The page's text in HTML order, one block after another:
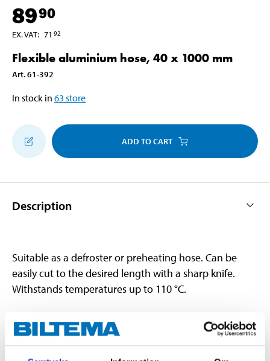
8990
EX. VAT: 71 92
Flexible aluminium hose, 40 x 1000 mm
Art.61-392
In stock in 63 store
ADD TO CART
Description
Suitable as a defroster or preheating hose. Can be
easily cut to the desired length with a sharp knife.
Withstands temperatures up to 110 °C.
Technical specifications